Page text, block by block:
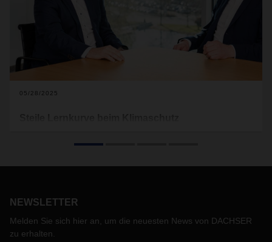
05/28/2025
bei DACHSER.
NEWSLETTER
Melden Sie sich hier an, um die neuesten News von DACHSER
zu erhalten.